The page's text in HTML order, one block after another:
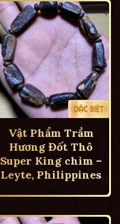
Vật Phẩm Trầm
Hương Đốt Thô
Super King chìm –
Leyte, Philippines